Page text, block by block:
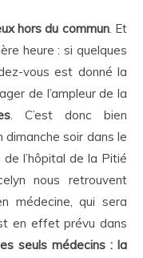
hors du commun. Et
heure : si quelques
vous est donné la
de l’ampleur de la
. C’est donc bien
soir dans le
l’hôpital de la Pitié
nous retrouvent
médecine, qui sera
en effet prévu dans
seuls médecins : la